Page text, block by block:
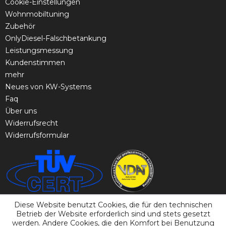
Cookie-Einstellungen
Wohnmobiltuning
Zubehör
OnlyDiesel-Falschbetankung
Leistungsmessung
Kundenstimmen
mehr
Neues von KW-Systems
Faq
Über uns
Widerrufsrecht
Widerrufsformular
Diese Website benutzt Cookies, die für den technischen
Betrieb der Website erforderlich sind und stets gesetzt
werden. Andere Cookies, die den Komfort bei Benutzung